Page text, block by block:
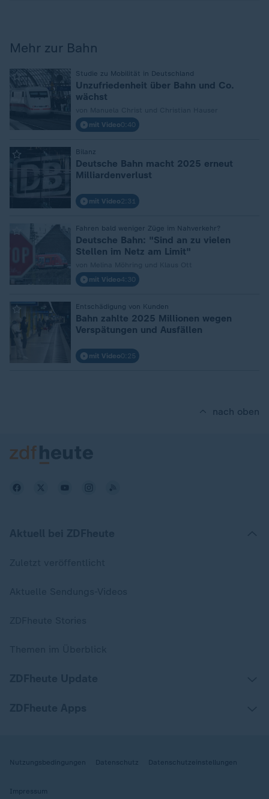
Mehr zur Bahn
Studie zu Mobilität in Deutschland
:
Unzufriedenheit über Bahn und Co.
wächst
mit Video0:40
Bilanz
Deutsche Bahn macht 2025 erneut
Milliardenverlust
mit Video2:31
Fahren bald weniger Züge im Nahverkehr?
:
Deutsche Bahn: "Sind an zu vielen
Stellen im Netz am Limit"
mit Video4:30
Entschädigung von Kunden
Bahn zahlte 2025 Millionen wegen
Verspätungen und Ausfällen
mit Video0:25
nach oben
Nutzungsbedingungen Datenschutz Datenschutzeinstellungen
Impressum